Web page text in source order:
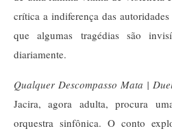
crítica a indiferença das
que algumas tragédias são
diariamente.
Qualquer Descompasso Mata |
Jacira, agora adulta, procura
orquestra sinfônica. O conto